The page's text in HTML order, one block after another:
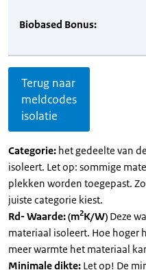
Biobased Bonus:
Terug naar
meldcodes
isolatie
Categorie: het gedeelte van
isoleert. Let op: sommige
plekken worden toegepast.
juiste categorie kiest.
Rd- Waarde: (m2K/W) Deze
materiaal isoleert. Hoe hoger
meer warmte het materiaal
Minimale dikte: Let op! De